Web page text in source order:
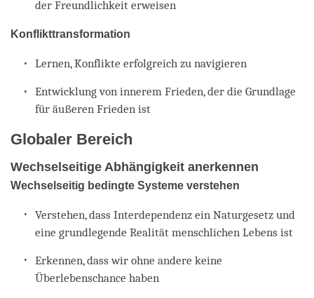
der Freundlichkeit erweisen
Konflikttransformation
Lernen, Konflikte erfolgreich zu navigieren
Entwicklung von innerem Frieden, der die Grundlage
für äußeren Frieden ist
Globaler Bereich
Wechselseitige Abhängigkeit anerkennen
Wechselseitig bedingte Systeme verstehen
Verstehen, dass Interdependenz ein Naturgesetz und
eine grundlegende Realität menschlichen Lebens ist
Erkennen, dass wir ohne andere keine
Überlebenschance haben